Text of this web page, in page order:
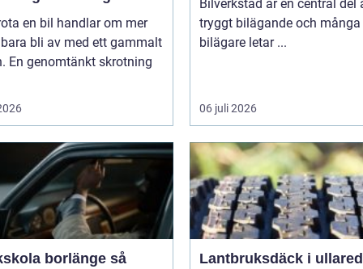
en bil handlar om mer
bli av med ett gammalt
En genomtänkt skrotning
Bilverkstad är en central del
tryggt bilägande och många
bilägare letar ...
06 juli 2026
borlänge så
Lantbruksdäck i ullared